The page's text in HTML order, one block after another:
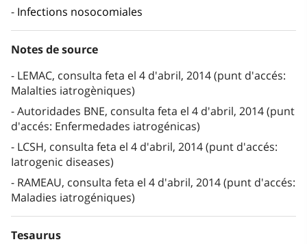
Infections nosocomiales
Notes de source
LEMAC, consulta feta el 4 d'abril, 2014 (punt d'accés:
Malalties iatrogèniques)
Autoridades BNE, consulta feta el 4 d'abril, 2014 (punt
d'accés: Enfermedades iatrogénicas)
LCSH, consulta feta el 4 d'abril, 2014 (punt d'accés:
Iatrogenic diseases)
RAMEAU, consulta feta el 4 d'abril, 2014 (punt d'accés:
Maladies iatrogéniques)
Tesaurus